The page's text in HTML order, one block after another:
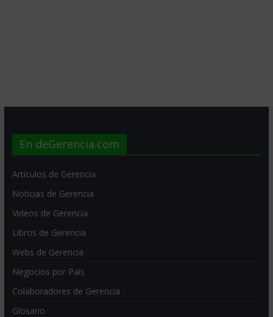
En deGerencia.com
Artículos de Gerencia
Noticias de Gerencia
Videos de Gerencia
Libros de Gerencia
Webs de Gerencia
Negocios por País
Colaboradores de Gerencia
Glosario